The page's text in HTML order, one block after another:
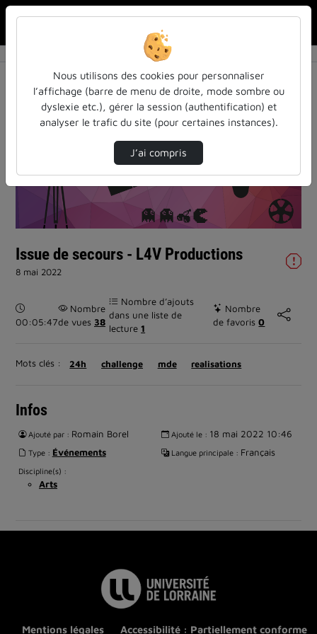
Issue de secours - L4V Productions
Lire
vidéo
Issue de secours - L4V Productions
8 mai 2022
Durée :
00:05:47
Nombre
de vues 38
Nombre d’ajouts
dans une liste de
lecture1
Nombre
de favoris0
Mots clés : 24h challenge mde realisations
Infos
Ajouté par : Romain Borel Ajouté le : 18 mai 2022 10:46
Type : Événements Langue principale : Français
Discipline(s) :
Arts
Mentions légales Accessibilité : Partiellement conforme
Nous utilisons des cookies pour personnaliser
l’affichage (barre de menu de droite, mode sombre ou
dyslexie etc.), gérer la session (authentification) et
analyser le trafic du site (pour certaines instances).
J’ai compris